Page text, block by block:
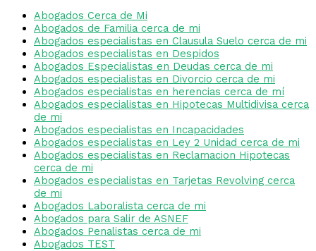
Abogados Cerca de Mi
Abogados de Familia cerca de mi
Abogados especialistas en Clausula Suelo cerca de mi
Abogados especialistas en Despidos
Abogados Especialistas en Deudas cerca de mi
Abogados especialistas en Divorcio cerca de mi
Abogados especialistas en herencias cerca de mí
Abogados especialistas en Hipotecas Multidivisa cerca
de mi
Abogados especialistas en Incapacidades
Abogados especialistas en Ley 2 Unidad cerca de mi
Abogados especialistas en Reclamacion Hipotecas
cerca de mi
Abogados especialistas en Tarjetas Revolving cerca
de mi
Abogados Laboralista cerca de mi
Abogados para Salir de ASNEF
Abogados Penalistas cerca de mi
Abogados TEST